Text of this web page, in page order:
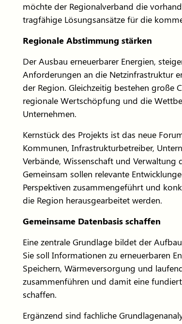
möchte der Regionalverband die
tragfähige Lösungsansätze für die
Regionale Abstimmung stärken
Der Ausbau erneuerbarer Energien,
Anforderungen an die Netzinfrastruktur
der Region. Gleichzeitig bestehen große
regionale Wertschöpfung und die
Unternehmen.
Kernstück des Projekts ist das neue
Kommunen, Infrastrukturbetreiber,
Verbände, Wissenschaft und Verwaltung
Gemeinsam sollen relevante
Perspektiven zusammengeführt und
die Region herausgearbeitet werden.
Gemeinsame Datenbasis schaffen
Eine zentrale Grundlage bildet der
Sie soll Informationen zu erneuerbaren
Speichern, Wärmeversorgung und
zusammenführen und damit eine
schaffen.
Ergänzend sind fachliche